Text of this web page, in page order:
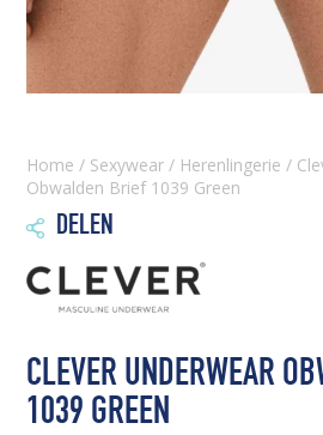
Home / Sexywear / Herenlingerie /
Obwalden Brief 1039 Green
 DELEN
CLEVER UNDERWEAR
1039 GREEN